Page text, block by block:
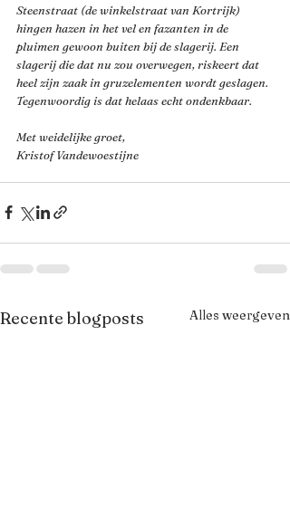
Steenstraat (de winkelstraat van Kortrijk)
hingen hazen in het vel en fazanten in de
pluimen gewoon buiten bij de slagerij. Een
slagerij die dat nu zou overwegen, riskeert dat
heel zijn zaak in gruzelementen wordt geslagen.
Tegenwoordig is dat helaas echt ondenkbaar.
Met weidelijke groet,
Kristof Vandewoestijne
Recente blogposts Alles weergeven